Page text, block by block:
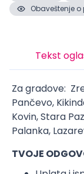
Obaveštenje
Tekst
Za gradove:
Pančevo,
Kovin, Stara
Palanka,
TVOJE